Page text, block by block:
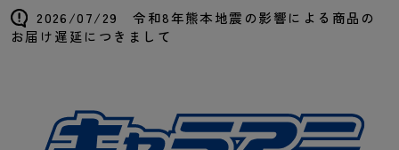
2026/07/29 令和8年熊本地震の影響による商品の
お届け遅延につきまして